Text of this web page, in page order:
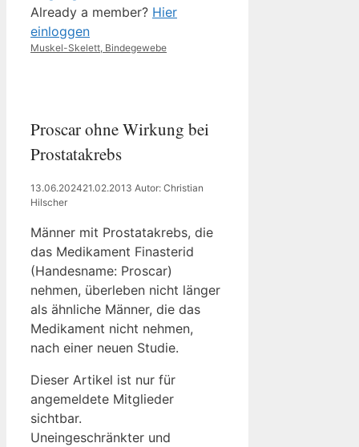
Already a member? Hier
einloggen
Kategorien
Muskel-Skelett, Bindegewebe
Proscar ohne Wirkung bei
Prostatakrebs
13.06.202421.02.2013 Autor: Christian
Hilscher
Männer mit Prostatakrebs, die
das Medikament Finasterid
(Handesname: Proscar)
nehmen, überleben nicht länger
als ähnliche Männer, die das
Medikament nicht nehmen,
nach einer neuen Studie.
Dieser Artikel ist nur für
angemeldete Mitglieder
sichtbar.
Uneingeschränkter und